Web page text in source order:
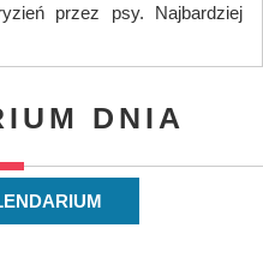
przez psy. Najbardziej
DNIA